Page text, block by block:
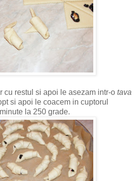
cu restul si apoi le asezam intr-o tava
si apoi le coacem in cuptorul
la 250 grade.